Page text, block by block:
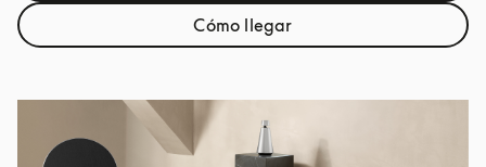
Cómo llegarLink Opens in New Tab